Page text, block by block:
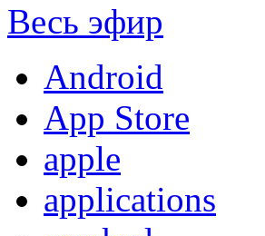
Весь эфир
Android
App Store
apple
applications